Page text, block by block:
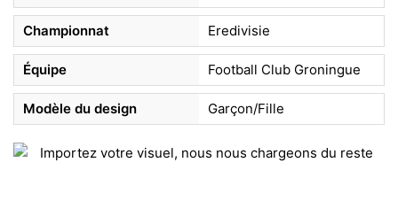
Championnat Eredivisie
Équipe Football Club Groningue
Modèle du design Garçon/Fille